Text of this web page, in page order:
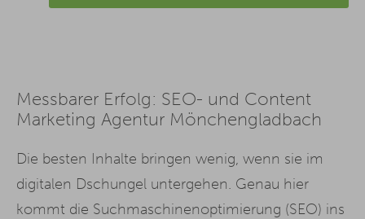
Messbarer Erfolg: SEO- und Content
Marketing Agentur Mönchengladbach
Die besten Inhalte bringen wenig, wenn sie im
digitalen Dschungel untergehen. Genau hier
kommt die Suchmaschinenoptimierung (SEO) ins